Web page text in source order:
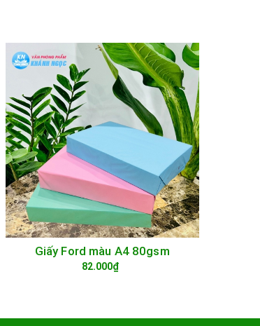
TÙY CHỌN
Giấy Ford màu A4 80gsm
82.000₫